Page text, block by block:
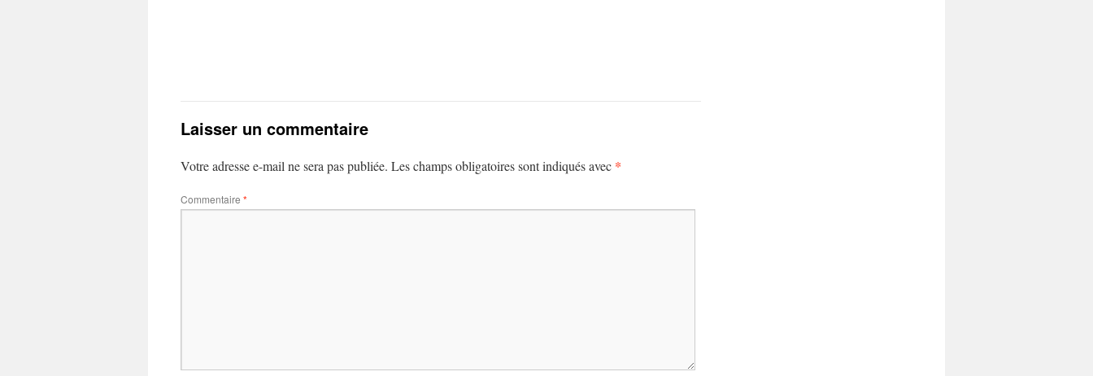
Laisser un commentaire
Votre adresse e-mail ne sera pas publiée. Les champs obligatoires sont indiqués avec *
Commentaire *